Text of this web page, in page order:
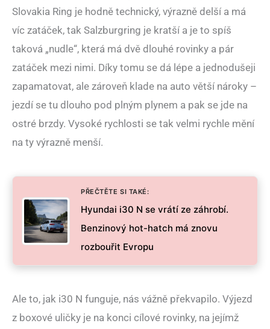
Slovakia Ring je hodně technický, výrazně delší a má
víc zatáček, tak Salzburgring je kratší a je to spíš
taková „nudle“, která má dvě dlouhé rovinky a pár
zatáček mezi nimi. Díky tomu se dá lépe a jednodušeji
zapamatovat, ale zároveň klade na auto větší nároky –
jezdí se tu dlouho pod plným plynem a pak se jde na
ostré brzdy. Vysoké rychlosti se tak velmi rychle mění
na ty výrazně menší.
PŘEČTĚTE SI TAKÉ:
Hyundai i30 N se vrátí ze záhrobí.
Benzinový hot-hatch má znovu
rozbouřit Evropu
Ale to, jak i30 N funguje, nás vážně překvapilo. Výjezd
z boxové uličky je na konci cílové rovinky, na jejímž